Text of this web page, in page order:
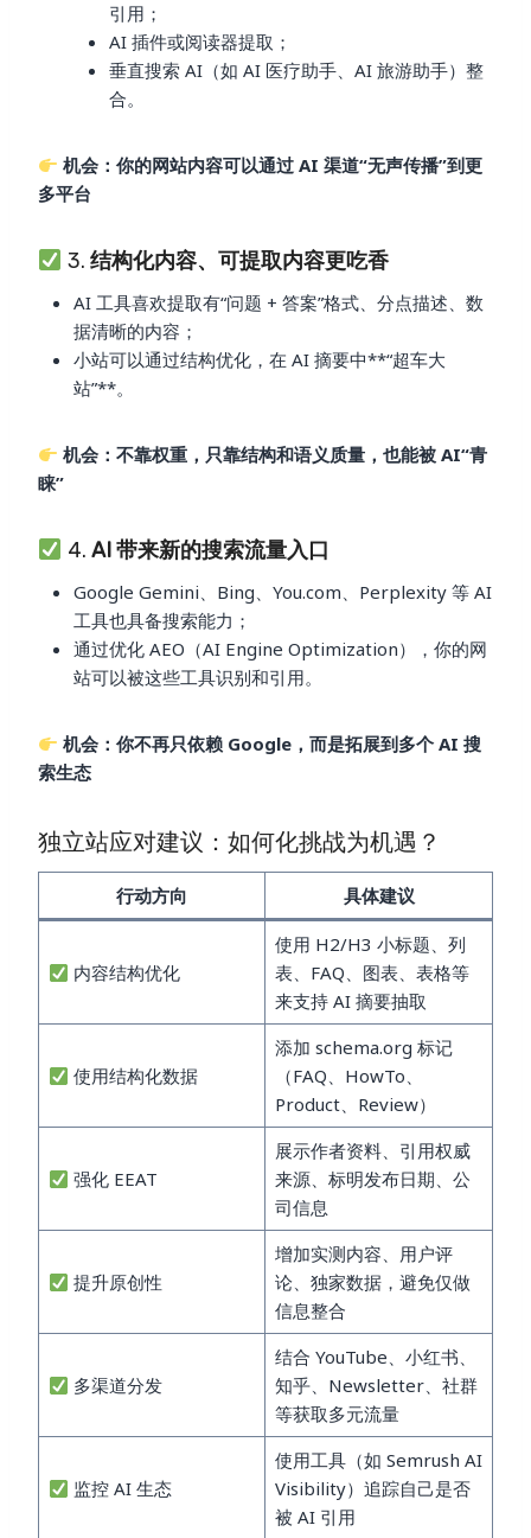
引用；
AI 插件或阅读器提取；
垂直搜索 AI（如 AI 医疗助手、AI 旅游助手）整
合。
机会：你的网站内容可以通过 AI 渠道“无声传播”到更
多平台
3. 结构化内容、可提取内容更吃香
AI 工具喜欢提取有“问题 + 答案”格式、分点描述、数
据清晰的内容；
小站可以通过结构优化，在 AI 摘要中**“超车大
站”**。
机会：不靠权重，只靠结构和语义质量，也能被 AI“青
睐”
4. AI 带来新的搜索流量入口
Google Gemini、Bing、You.com、Perplexity 等 AI
工具也具备搜索能力；
通过优化 AEO（AI Engine Optimization），你的网
站可以被这些工具识别和引用。
机会：你不再只依赖 Google，而是拓展到多个 AI 搜
索生态
独立站应对建议：如何化挑战为机遇？
行动方向 具体建议
内容结构优化
使用 H2/H3 小标题、列
表、FAQ、图表、表格等
来支持 AI 摘要抽取
使用结构化数据
添加 schema.org 标记
（FAQ、HowTo、
Product、Review）
强化 EEAT
展示作者资料、引用权威
来源、标明发布日期、公
司信息
提升原创性
增加实测内容、用户评
论、独家数据，避免仅做
信息整合
多渠道分发
结合 YouTube、小红书、
知乎、Newsletter、社群
等获取多元流量
监控 AI 生态
使用工具（如 Semrush AI
Visibility）追踪自己是否
被 AI 引用